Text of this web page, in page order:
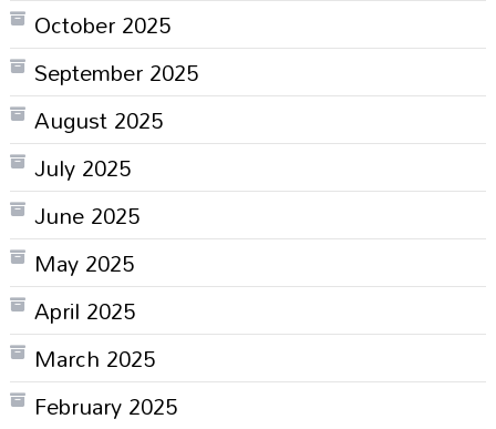
October 2025
September 2025
August 2025
July 2025
June 2025
May 2025
April 2025
March 2025
February 2025